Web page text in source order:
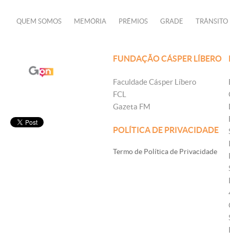
QUEM SOMOS MEMÓRIA PRÊMIOS GRADE TRÂNSITO
FUNDAÇÃO CÁSPER LÍBERO
Faculdade Cásper Líbero
FCL
Gazeta FM
POLÍTICA DE PRIVACIDADE
Termo de Política de Privacidade